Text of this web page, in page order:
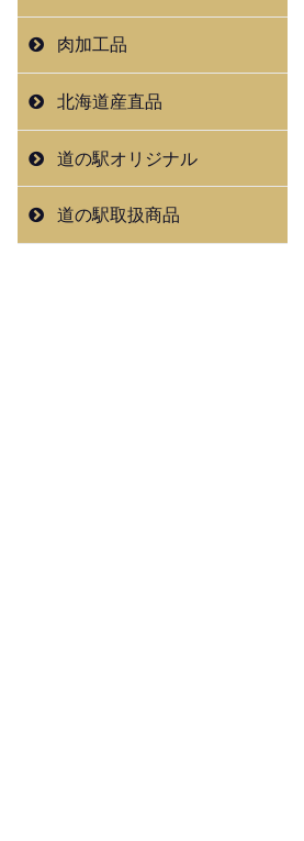
肉加工品
北海道産直品
道の駅オリジナル
道の駅取扱商品